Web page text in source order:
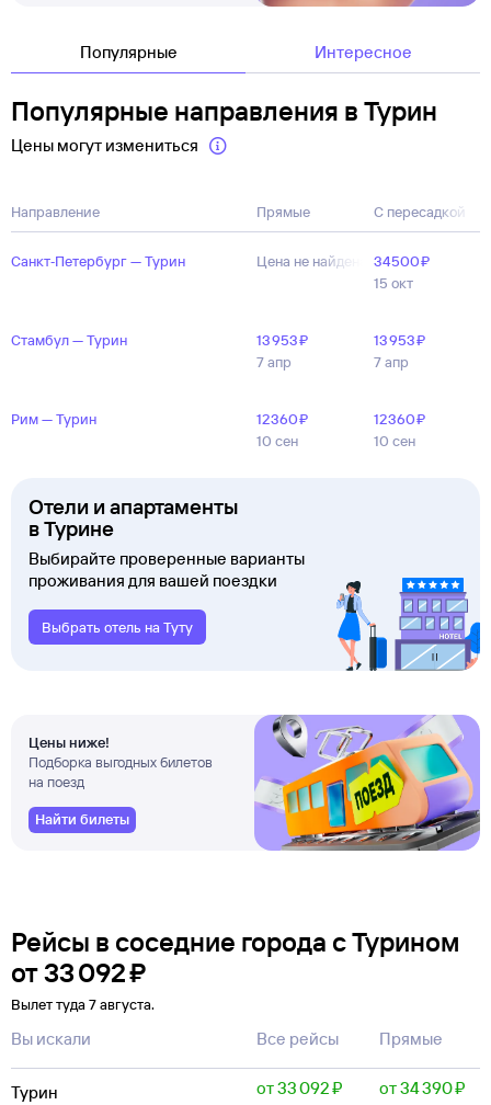
Популярные Интересное
Популярные направления в Турин
Цены могут измениться
Направление Прямые С пересадкой
Санкт‑Петербург — Турин Цена не найдена
34 ⁠500 ⁠₽
15 окт
Стамбул — Турин
13 ⁠953 ⁠₽
7 апр
13 ⁠953 ⁠₽
7 апр
Рим — Турин
12 ⁠360 ⁠₽
10 сен
12 ⁠360 ⁠₽
10 сен
Отели и апартаменты
в Турине
Выбирайте проверенные варианты
проживания для вашей поездки
Выбрать отель на Туту
Цены ниже!
Подборка выгодных билетов
на поезд
Найти билеты
Рейсы в соседние города с Турином
от33 ⁠092 ⁠₽
Вылет туда 7 августа.
Вы искали Все рейсы Прямые
Турин от 33 ⁠092 ⁠₽ от 34 ⁠390 ⁠₽